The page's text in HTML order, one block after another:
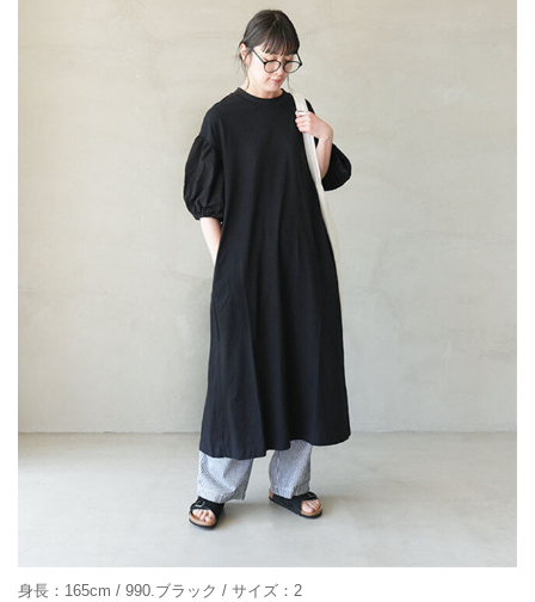
身長：165cm / 990.ブラック / サイズ：2